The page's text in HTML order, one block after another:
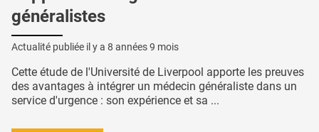
généralistes
Actualité publiée il y a 8 années 9 mois
Cette étude de l'Université de Liverpool apporte les preuves
des avantages à intégrer un médecin généraliste dans un
service d'urgence : son expérience et sa ...